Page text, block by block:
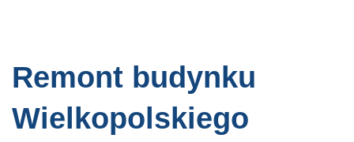
Remont budynku
Wielkopolskiego